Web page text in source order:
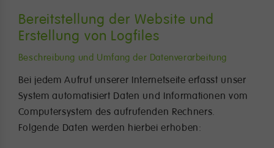
Bereitstellung der Website und
Erstellung von Logfiles
Beschreibung und Umfang der Datenverarbeitung
Bei jedem Aufruf unserer Internetseite erfasst unser
System automatisiert Daten und Informationen vom
Computersystem des aufrufenden Rechners.
Folgende Daten werden hierbei erhoben: